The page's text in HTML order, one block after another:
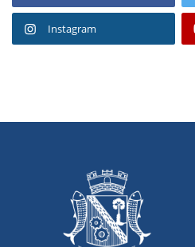
Instagram